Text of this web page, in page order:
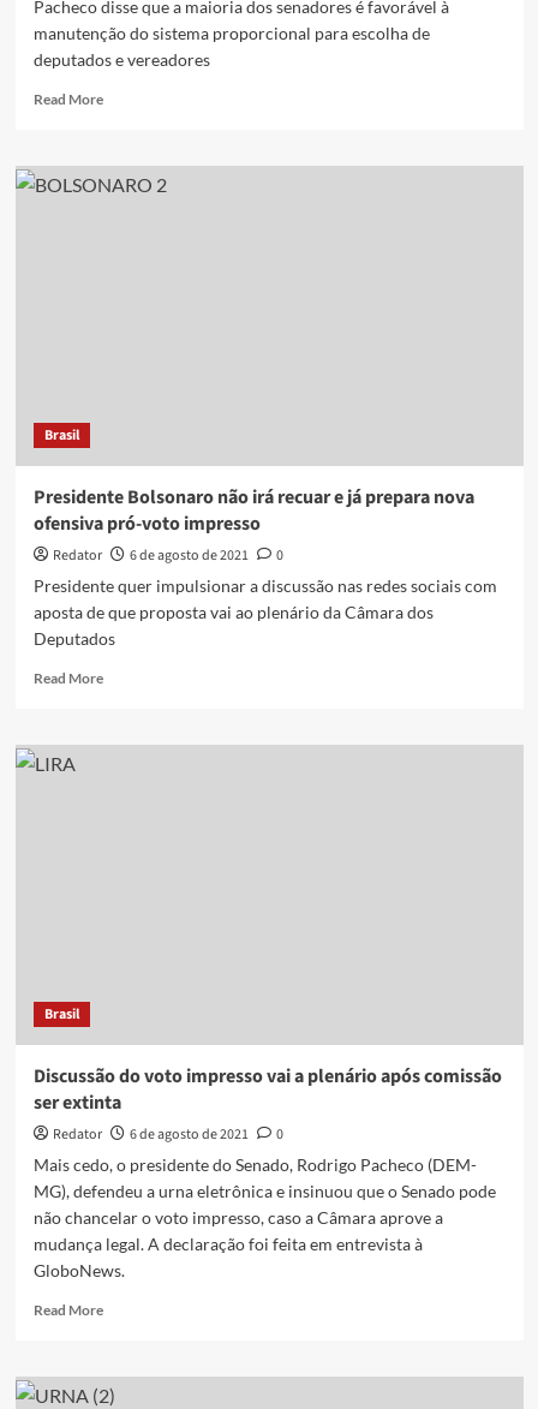
Pacheco disse que a maioria dos senadores é favorável à
manutenção do sistema proporcional para escolha de
deputados e vereadores
Read MoreRead
Distritão
e
Brasil
Presidente Bolsonaro não irá recuar e já prepara nova
ofensiva pró-voto impresso
Redator 6 de agosto de 2021
0
Presidente quer impulsionar a discussão nas redes sociais com
aposta de que proposta vai ao plenário da Câmara dos
Deputados
Read MoreRead
Presidente
Brasil
Discussão do voto impresso vai a plenário após comissão
ser extinta
Redator 6 de agosto de 2021
0
Mais cedo, o presidente do Senado, Rodrigo Pacheco (DEM-
MG), defendeu a urna eletrônica e insinuou que o Senado pode
não chancelar o voto impresso, caso a Câmara aprove a
mudança legal. A declaração foi feita em entrevista à
GloboNews.
Read MoreRead
Discussão
do